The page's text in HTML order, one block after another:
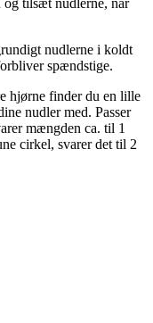
nudlerne i koldt
spændstige.
hjørne finder du en lille
nudler med. Passer
mængden ca. til 1
cirkel, svarer det til 2